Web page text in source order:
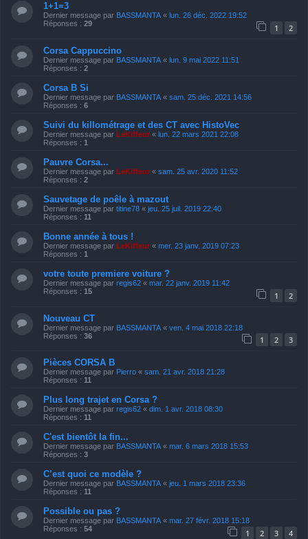
1+1=3
Dernier message par BASSMANTA « lun. 26 déc. 2022 19:52
Réponses : 29 1 2
Corsa Cappuccino
Dernier message par BASSMANTA « lun. 9 mai 2022 11:51
Réponses : 2
Corsa B Si
Dernier message par BASSMANTA « sam. 25 déc. 2021 14:56
Réponses : 6
Suivi du killométrage et des CT avec HistoVec
Dernier message par LeKiffeur « lun. 22 mars 2021 22:08
Réponses : 1
Pauvre Corsa...
Dernier message par LeKiffeur « sam. 25 avr. 2020 11:52
Réponses : 2
Sauvetage de poêle à mazout
Dernier message par titine78 « jeu. 25 juil. 2019 22:40
Réponses : 11
Bonne année à tous !
Dernier message par LeKiffeur « mer. 23 janv. 2019 07:23
Réponses : 1
votre toute premiere voiture ?
Dernier message par regis62 « mar. 22 janv. 2019 11:42
Réponses : 15 1 2
Nouveau CT
Dernier message par BASSMANTA « ven. 4 mai 2018 22:18
Réponses : 36 1 2 3
Pièces CORSA B
Dernier message par Pierro « sam. 21 avr. 2018 21:28
Réponses : 11
Plus long trajet en Corsa ?
Dernier message par regis62 « dim. 1 avr. 2018 08:30
Réponses : 11
C'est bientôt la fin...
Dernier message par BASSMANTA « mar. 6 mars 2018 15:53
Réponses : 3
C’est quoi ce modèle ?
Dernier message par BASSMANTA « jeu. 1 mars 2018 23:36
Réponses : 11
Possible ou pas ?
Dernier message par BASSMANTA « mar. 27 févr. 2018 15:18
Réponses : 54 1 2 3 4